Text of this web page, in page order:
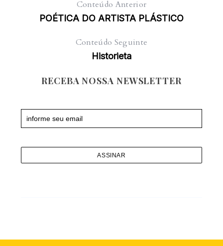
Conteúdo Anterior
POÉTICA DO ARTISTA PLÁSTICO
Conteúdo Seguinte
Historieta
RECEBA NOSSA NEWSLETTER